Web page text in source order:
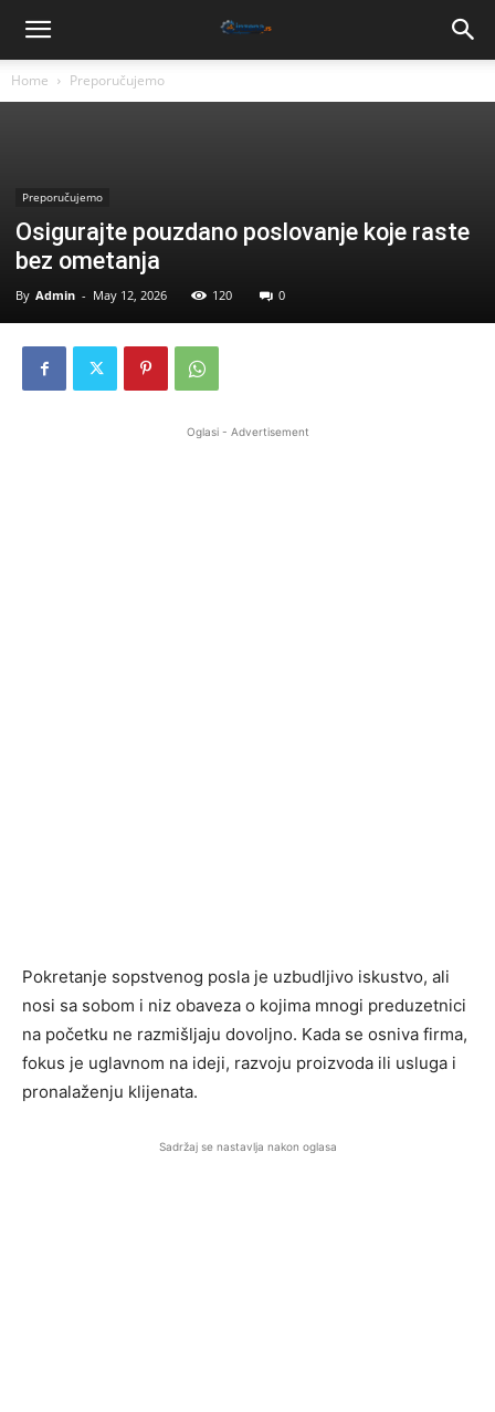
Home Preporučujemo
Preporučujemo
Osigurajte pouzdano poslovanje koje raste
bez ometanja
By Admin - May 12, 2026 120 0
Oglasi - Advertisement
Pokretanje sopstvenog posla je uzbudljivo iskustvo, ali
nosi sa sobom i niz obaveza o kojima mnogi preduzetnici
na početku ne razmišljaju dovoljno. Kada se osniva firma,
fokus je uglavnom na ideji, razvoju proizvoda ili usluga i
pronalaženju klijenata.
Sadržaj se nastavlja nakon oglasa